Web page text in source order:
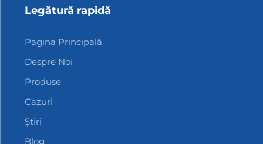
Legătură rapidă
Pagina Principală
Despre Noi
Produse
Cazuri
Știri
Blog